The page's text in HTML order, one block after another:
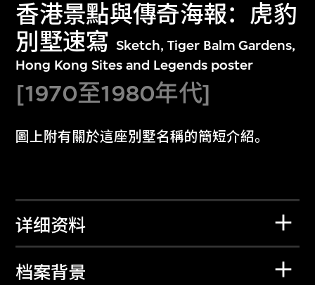
香港景點與傳奇海報：虎豹
別墅速寫 Sketch, Tiger Balm Gardens,
Hong Kong Sites and Legends poster
[1970至1980年代]
圖上附有關於這座別墅名稱的簡短介紹。
详细资料
档案背景